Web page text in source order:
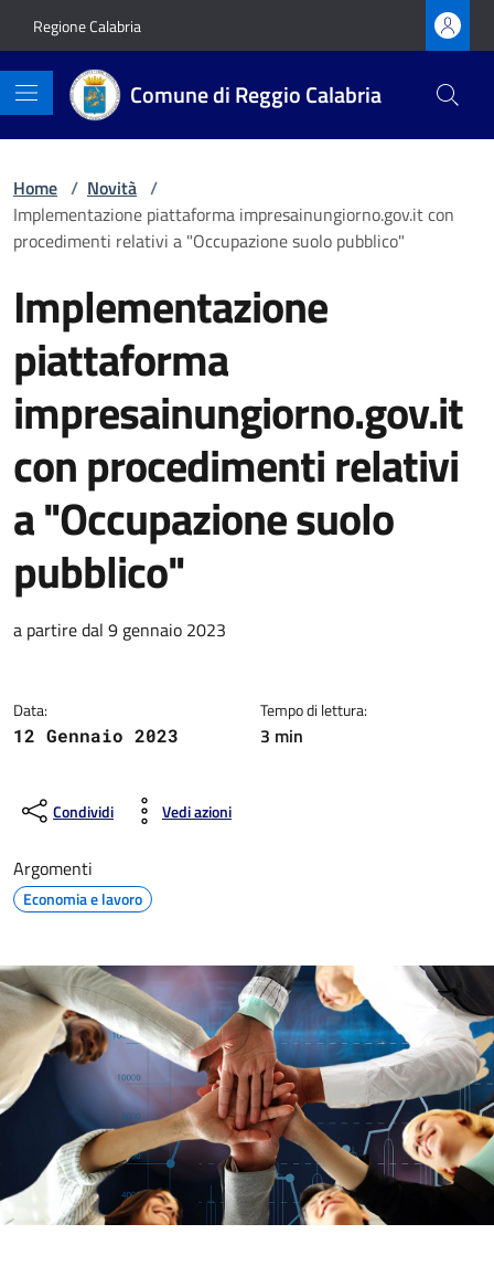
Regione Calabria
Comune di Reggio Calabria
Home / Novità /
Implementazione piattaforma impresainungiorno.gov.it con
procedimenti relativi a "Occupazione suolo pubblico"
Implementazione
piattaforma
impresainungiorno.gov.it
con procedimenti relativi
a "Occupazione suolo
pubblico"
Dettagli della notizia
a partire dal 9 gennaio 2023
Data:
12 Gennaio 2023
Tempo di lettura:
3 min
Condividi Vedi azioni
Argomenti
Economia e lavoro